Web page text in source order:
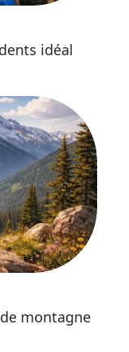
idéal
montagne